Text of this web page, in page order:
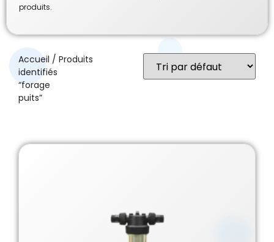
produits.
Accueil / Produits
identifiés
“forage
puits”